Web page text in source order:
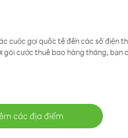
cuộc gọi quốc tế đến các số điện
cước thuê bao hàng tháng, bạn
các địa điểm